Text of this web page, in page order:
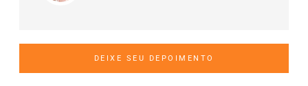
DEIXE SEU DEPOIMENTO